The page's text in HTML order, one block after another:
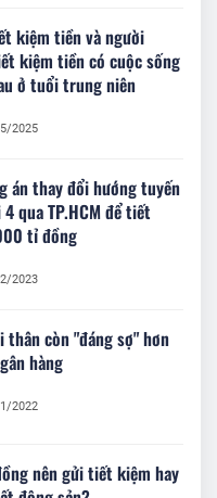
kiệm tiền và người
kiệm tiền có cuộc sống
ở tuổi trung niên
2025
án thay đổi hướng tuyến
4 qua TP.HCM để tiết
tỉ đồng
2023
thân còn "đáng sợ" hơn
hàng
2022
nên gửi tiết kiệm hay